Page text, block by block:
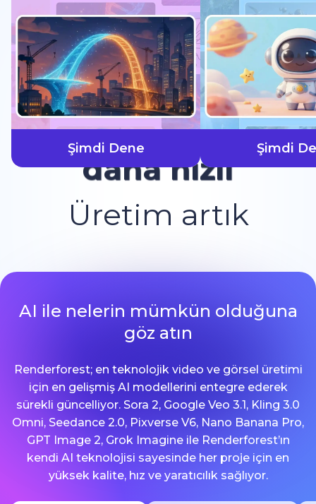
Şimdi Dene Şimdi
Üretim artık
daha hızlı
AI ile nelerin mümkün olduğuna
göz atın
Renderforest; en teknolojik video ve görsel üretimi
için en gelişmiş AI modellerini entegre ederek
sürekli güncelliyor. Sora 2, Google Veo 3.1, Kling 3.0
Omni, Seedance 2.0, Pixverse V6, Nano Banana Pro,
GPT Image 2, Grok Imagine ile Renderforest’ın
kendi AI teknolojisi sayesinde her proje için en
yüksek kalite, hız ve yaratıcılık sağlıyor.